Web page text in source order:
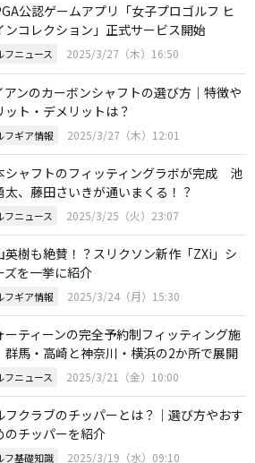
公認ゲームアプリ「女子プロゴルフ ヒ
ンコレクション」正式サービス開始
フニュース 2025/3/27（木）16:50
アンのカーボンシャフトの選び方｜特徴や
ット・デメリットは？
フギア情報 2025/3/27（木）12:01
シャフトのフィッティングラボが完成 池
太、藤田さいきが通いまくる！？
フニュース 2025/3/25（火）23:07
英樹も絶賛！？スリクソン新作「ZXi」シ
ズを一挙に紹介
フギア情報 2025/3/24（月）15:30
ーティーンの完全予約制フィッティング施
馬・高崎と神奈川・横浜の2か所で展開
フニュース 2025/3/21（金）10:00
フクラブのチッパーとは？｜選び方やおす
のチッパーを紹介
フ基礎知識 2025/3/19（水）09:10